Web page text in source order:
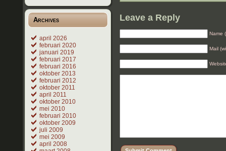
Archives
april 2026
februari 2020
januari 2019
februari 2017
februari 2016
oktober 2013
februari 2012
oktober 2011
april 2011
oktober 2010
mei 2010
februari 2010
oktober 2009
juli 2009
mei 2009
april 2008
Leave a Reply
Name
Mail